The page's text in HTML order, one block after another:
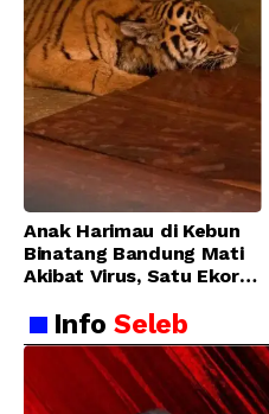
Anak Harimau di Kebun
Binatang Bandung Mati
Akibat Virus, Satu Ekor
Membaik
InfoSeleb